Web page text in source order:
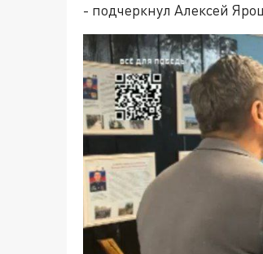
- подчеркнул Алексей